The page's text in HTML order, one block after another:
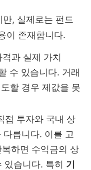
, 실제로는 펀드
이 존재합니다.
격과 실제 가치
수 있습니다. 거래
할 경우 제값을 못
접 투자와 국내 상
릅니다. 이를 고
하면 수익금의 상
있습니다. 특히 기